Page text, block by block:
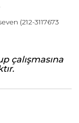
(212-3117673
çalışmasına